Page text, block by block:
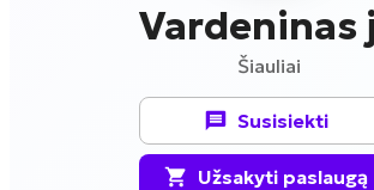
Vardeninas
Šiauliai
Susisiekti
Užsakyti paslaugą